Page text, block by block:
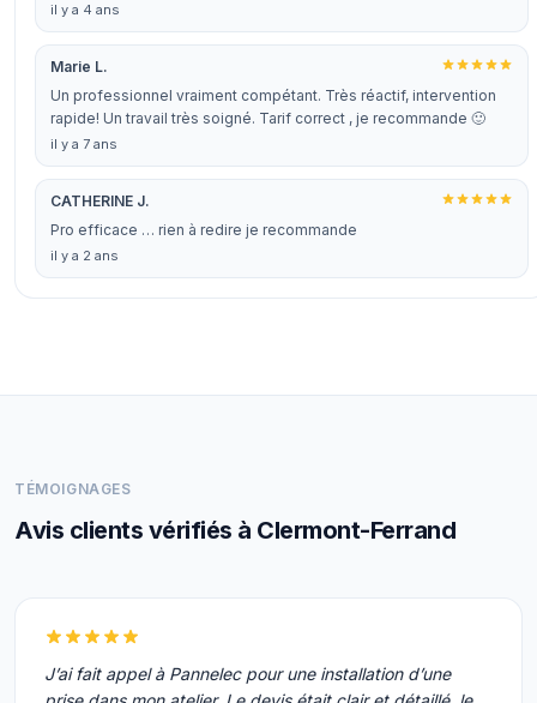
il y a 4 ans
Marie L.
Un professionnel vraiment compétant. Très réactif, intervention
rapide! Un travail très soigné. Tarif correct , je recommande 🙂
il y a 7 ans
CATHERINE J.
Pro efficace … rien à redire je recommande
il y a 2 ans
TÉMOIGNAGES
Avis clients vérifiés à Clermont-Ferrand
J’ai fait appel à Pannelec pour une installation d’une